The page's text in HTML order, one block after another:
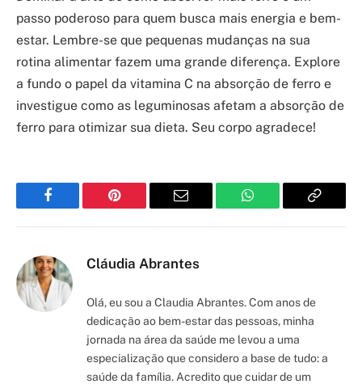
passo poderoso para quem busca mais energia e bem-
estar. Lembre-se que pequenas mudanças na sua
rotina alimentar fazem uma grande diferença. Explore
a fundo o papel da vitamina C na absorção de ferro e
investigue como as leguminosas afetam a absorção de
ferro para otimizar sua dieta. Seu corpo agradece!
Facebook Pinterest Email WhatsApp Copy
Cláudia Abrantes
Olá, eu sou a Claudia Abrantes. Com anos de
dedicação ao bem-estar das pessoas, minha
jornada na área da saúde me levou a uma
especialização que considero a base de tudo: a
saúde da família. Acredito que cuidar de um